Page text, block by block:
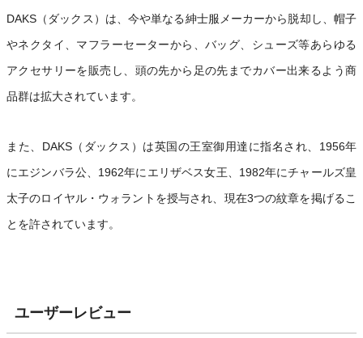
DAKS（ダックス）は、今や単なる紳士服メーカーから脱却し、帽子
やネクタイ、マフラーセーターから、バッグ、シューズ等あらゆる
アクセサリーを販売し、頭の先から足の先までカバー出来るよう商
品群は拡大されています。
また、DAKS（ダックス）は英国の王室御用達に指名され、1956年
にエジンバラ公、1962年にエリザベス女王、1982年にチャールズ皇
太子のロイヤル・ウォラントを授与され、現在3つの紋章を掲げるこ
とを許されています。
ユーザーレビュー